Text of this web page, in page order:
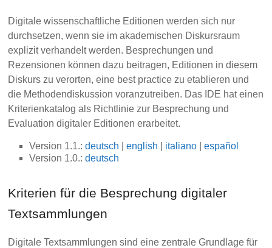
Digitale wissenschaftliche Editionen werden sich nur
durchsetzen, wenn sie im akademischen Diskursraum
explizit verhandelt werden. Besprechungen und
Rezensionen können dazu beitragen, Editionen in diesem
Diskurs zu verorten, eine best practice zu etablieren und
die Methodendiskussion voranzutreiben. Das IDE hat einen
Kriterienkatalog als Richtlinie zur Besprechung und
Evaluation digitaler Editionen erarbeitet.
Version 1.1.:deutsch |english italiano |español
Version 1.0.:deutsch
Kriterien für die Besprechung digitaler
Textsammlungen
Digitale Textsammlungen sind eine zentrale Grundlage für